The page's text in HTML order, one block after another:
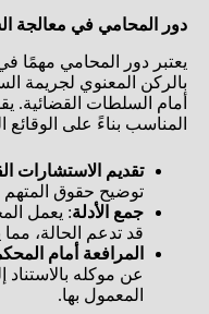
دور المحامي في معالجة
يعتبر دور المحامي مهمًا
بالركن المعنوي لجريمة
أمام السلطات القضائية.
المناسب بناءً على الوقائع
تقديم الاستشارات
توضيح حقوق المتهم
جمع الأدلة: يعمل
قد تدعم الحالة،
المرافعة أمام
عن موكله بالاستناد
المعمول بها.